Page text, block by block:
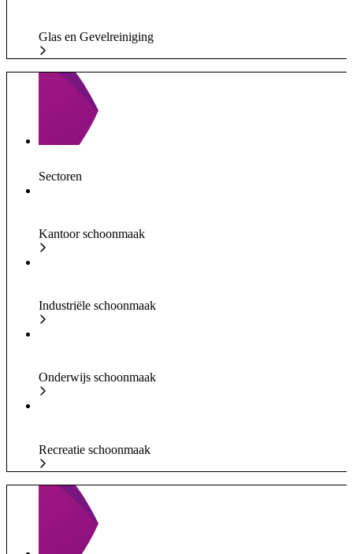
Glas en Gevelreiniging
Sectoren
Kantoor schoonmaak
Industriële schoonmaak
Onderwijs schoonmaak
Recreatie schoonmaak